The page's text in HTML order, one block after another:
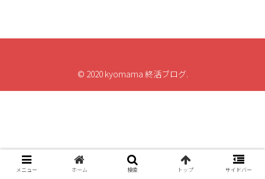
© 2020 kyomama 終活ブログ.
メニュー ホーム 検索 トップ サイドバー